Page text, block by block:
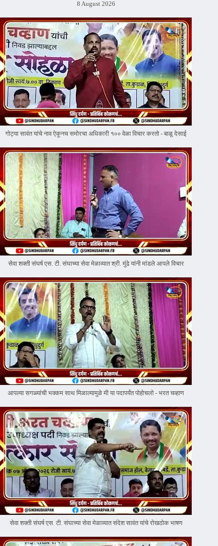
8 August 2026
गोट्या सावंत यांचे नाव ऐकूनच समोरचा अधिकारी १०० वेळा विचार करतो - बाळू देसाई
सेवा शक्ती संघर्ष एस. टी. संघाच्या सेवा मेळाव्यात श्री. मुंढे यांनी मांडले आपले विचार
आपल्या सगळ्यांची भक्कम साथ मिळाल्यामुळे मी या पदापर्यंत पोहोचलो - भरत चव्हाण
सेवा शक्ती संघर्ष एस. टी. संघाच्या सेवा मेळाव्यात संदेश सावंत यांचे रोखठोक भाषण